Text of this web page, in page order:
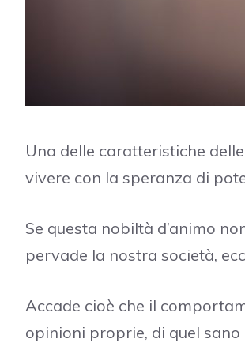
Una delle caratteristiche
vivere con la speranza di
Se questa nobiltà d’animo
pervade la nostra società,
Accade cioè che il
opinioni proprie, di quel